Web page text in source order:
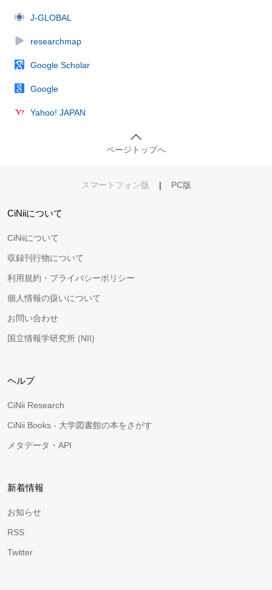
J-GLOBAL
researchmap
Google Scholar
Google
Yahoo! JAPAN
ページトップへ
スマートフォン版 | PC版
CiNiiについて
CiNiiについて
収録刊行物について
利用規約・プライバシーポリシー
個人情報の扱いについて
お問い合わせ
国立情報学研究所 (NII)
ヘルプ
CiNii Research
CiNii Books - 大学図書館の本をさがす
メタデータ・API
新着情報
お知らせ
RSS
Twitter